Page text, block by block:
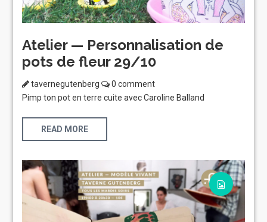
Atelier — Personnalisation de
pots de fleur 29/10
tavernegutenberg
0 comment
Pimp ton pot en terre cuite avec Caroline Balland
READ MORE